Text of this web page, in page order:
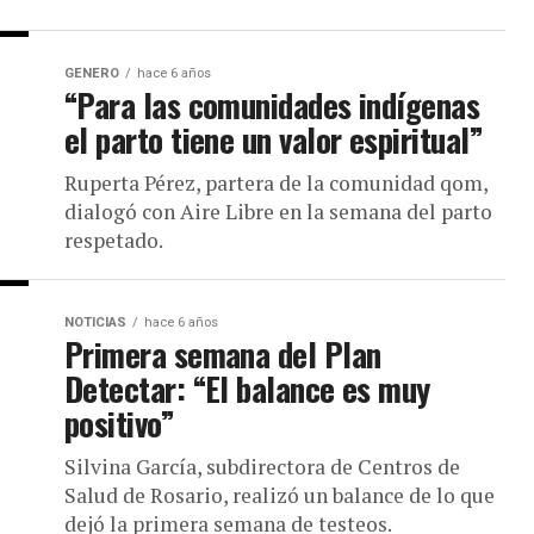
GENERO hace 6 años
“Para las comunidades indígenas
el parto tiene un valor espiritual”
Ruperta Pérez, partera de la comunidad qom,
dialogó con Aire Libre en la semana del parto
respetado.
NOTICIAS hace 6 años
Primera semana del Plan
Detectar: “El balance es muy
positivo”
Silvina García, subdirectora de Centros de
Salud de Rosario, realizó un balance de lo que
dejó la primera semana de testeos.